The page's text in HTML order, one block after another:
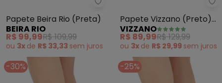
Beira Rio - Papete Beira Rio
Papete Beira Rio (Preta)
BEIRA RIO
R$ 99,99R$ 109,99
ou 3x de R$ 33,33 sem juros
Papete Vizzano (Preto)
em Sintético
VIZZANO
R$ 89,99R$ 129,99
ou 3x de R$ 29,99 sem juros
-30% -25%